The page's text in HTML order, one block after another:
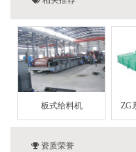
板式给料机 ZG
资质荣誉